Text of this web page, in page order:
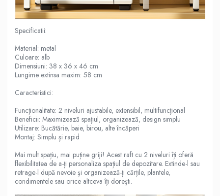
Specificatii:
Material: metal
Culoare: alb
Dimensiuni: 38 x 36 x 46 cm
Lungime extinsa maxim: 58 cm
Caracteristici:
Funcționalitate: 2 niveluri ajustabile, extensibil, multifuncțional
Beneficii: Maximizează spațiul, organizează, design simplu
Utilizare: Bucătărie, baie, birou, alte încăperi
Montaj: Simplu și rapid
Mai mult spațiu, mai puține griji! Acest raft cu 2 niveluri îți oferă
flexibilitatea de a-ți personaliza spațiul de depozitare. Extinde-l sau
retrage-l după nevoie și organizează-ți cărțile, plantele,
condimentele sau orice altceva îți dorești.